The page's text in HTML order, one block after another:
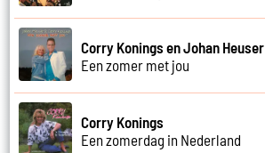
Corry Konings en Johan Heuser
Een zomer met jou
Corry Konings
Een zomerdag in Nederland